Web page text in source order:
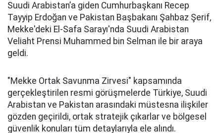
Suudi Arabistan’a giden Cumhurbaşkanı Recep
Tayyip Erdoğan ve Pakistan Başbakanı Şahbaz Şerif,
Mekke'deki El-Safa Sarayı'nda Suudi Arabistan
Veliaht Prensi Muhammed bin Selman ile bir araya
geldi.
"Mekke Ortak Savunma Zirvesi" kapsamında
gerçekleştirilen resmi görüşmelerde Türkiye, Suudi
Arabistan ve Pakistan arasındaki müstesna ilişkiler
gözden geçirildi, ortak stratejik çıkarlar ve bölgesel
güvenlik konuları tüm detaylarıyla ele alındı.